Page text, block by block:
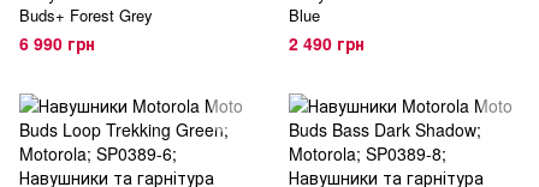
Buds+ Forest Grey
6 990 грн
Blue
2 490 грн